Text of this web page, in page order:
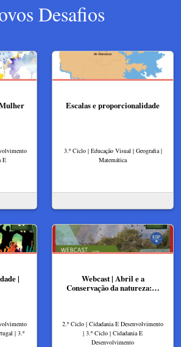
Desafios
E
Escalas e proporcionalidade
3.º Ciclo | Educação Visual | Geografia |
Matemática
|
| 3.º
Webcast | Abril e a
Conservação da natureza:…
2.º Ciclo | Cidadania E Desenvolvimento
| 3.º Ciclo | Cidadania E
Desenvolvimento